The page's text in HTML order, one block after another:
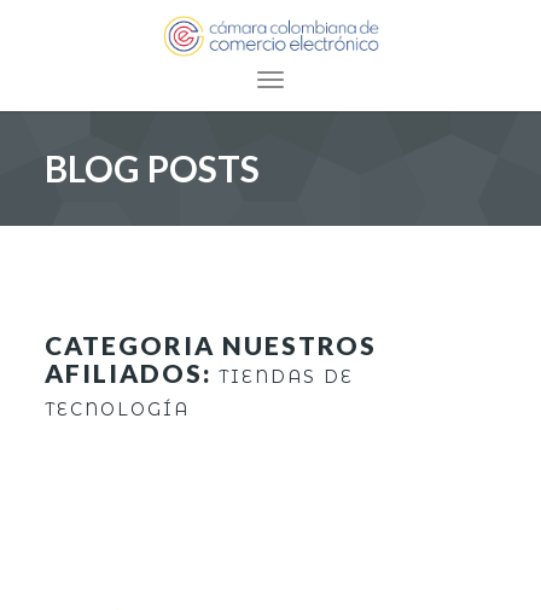
Toggle navigation
BLOG POSTS
CATEGORIA NUESTROS
AFILIADOS:TIENDAS DE
TECNOLOGÍA